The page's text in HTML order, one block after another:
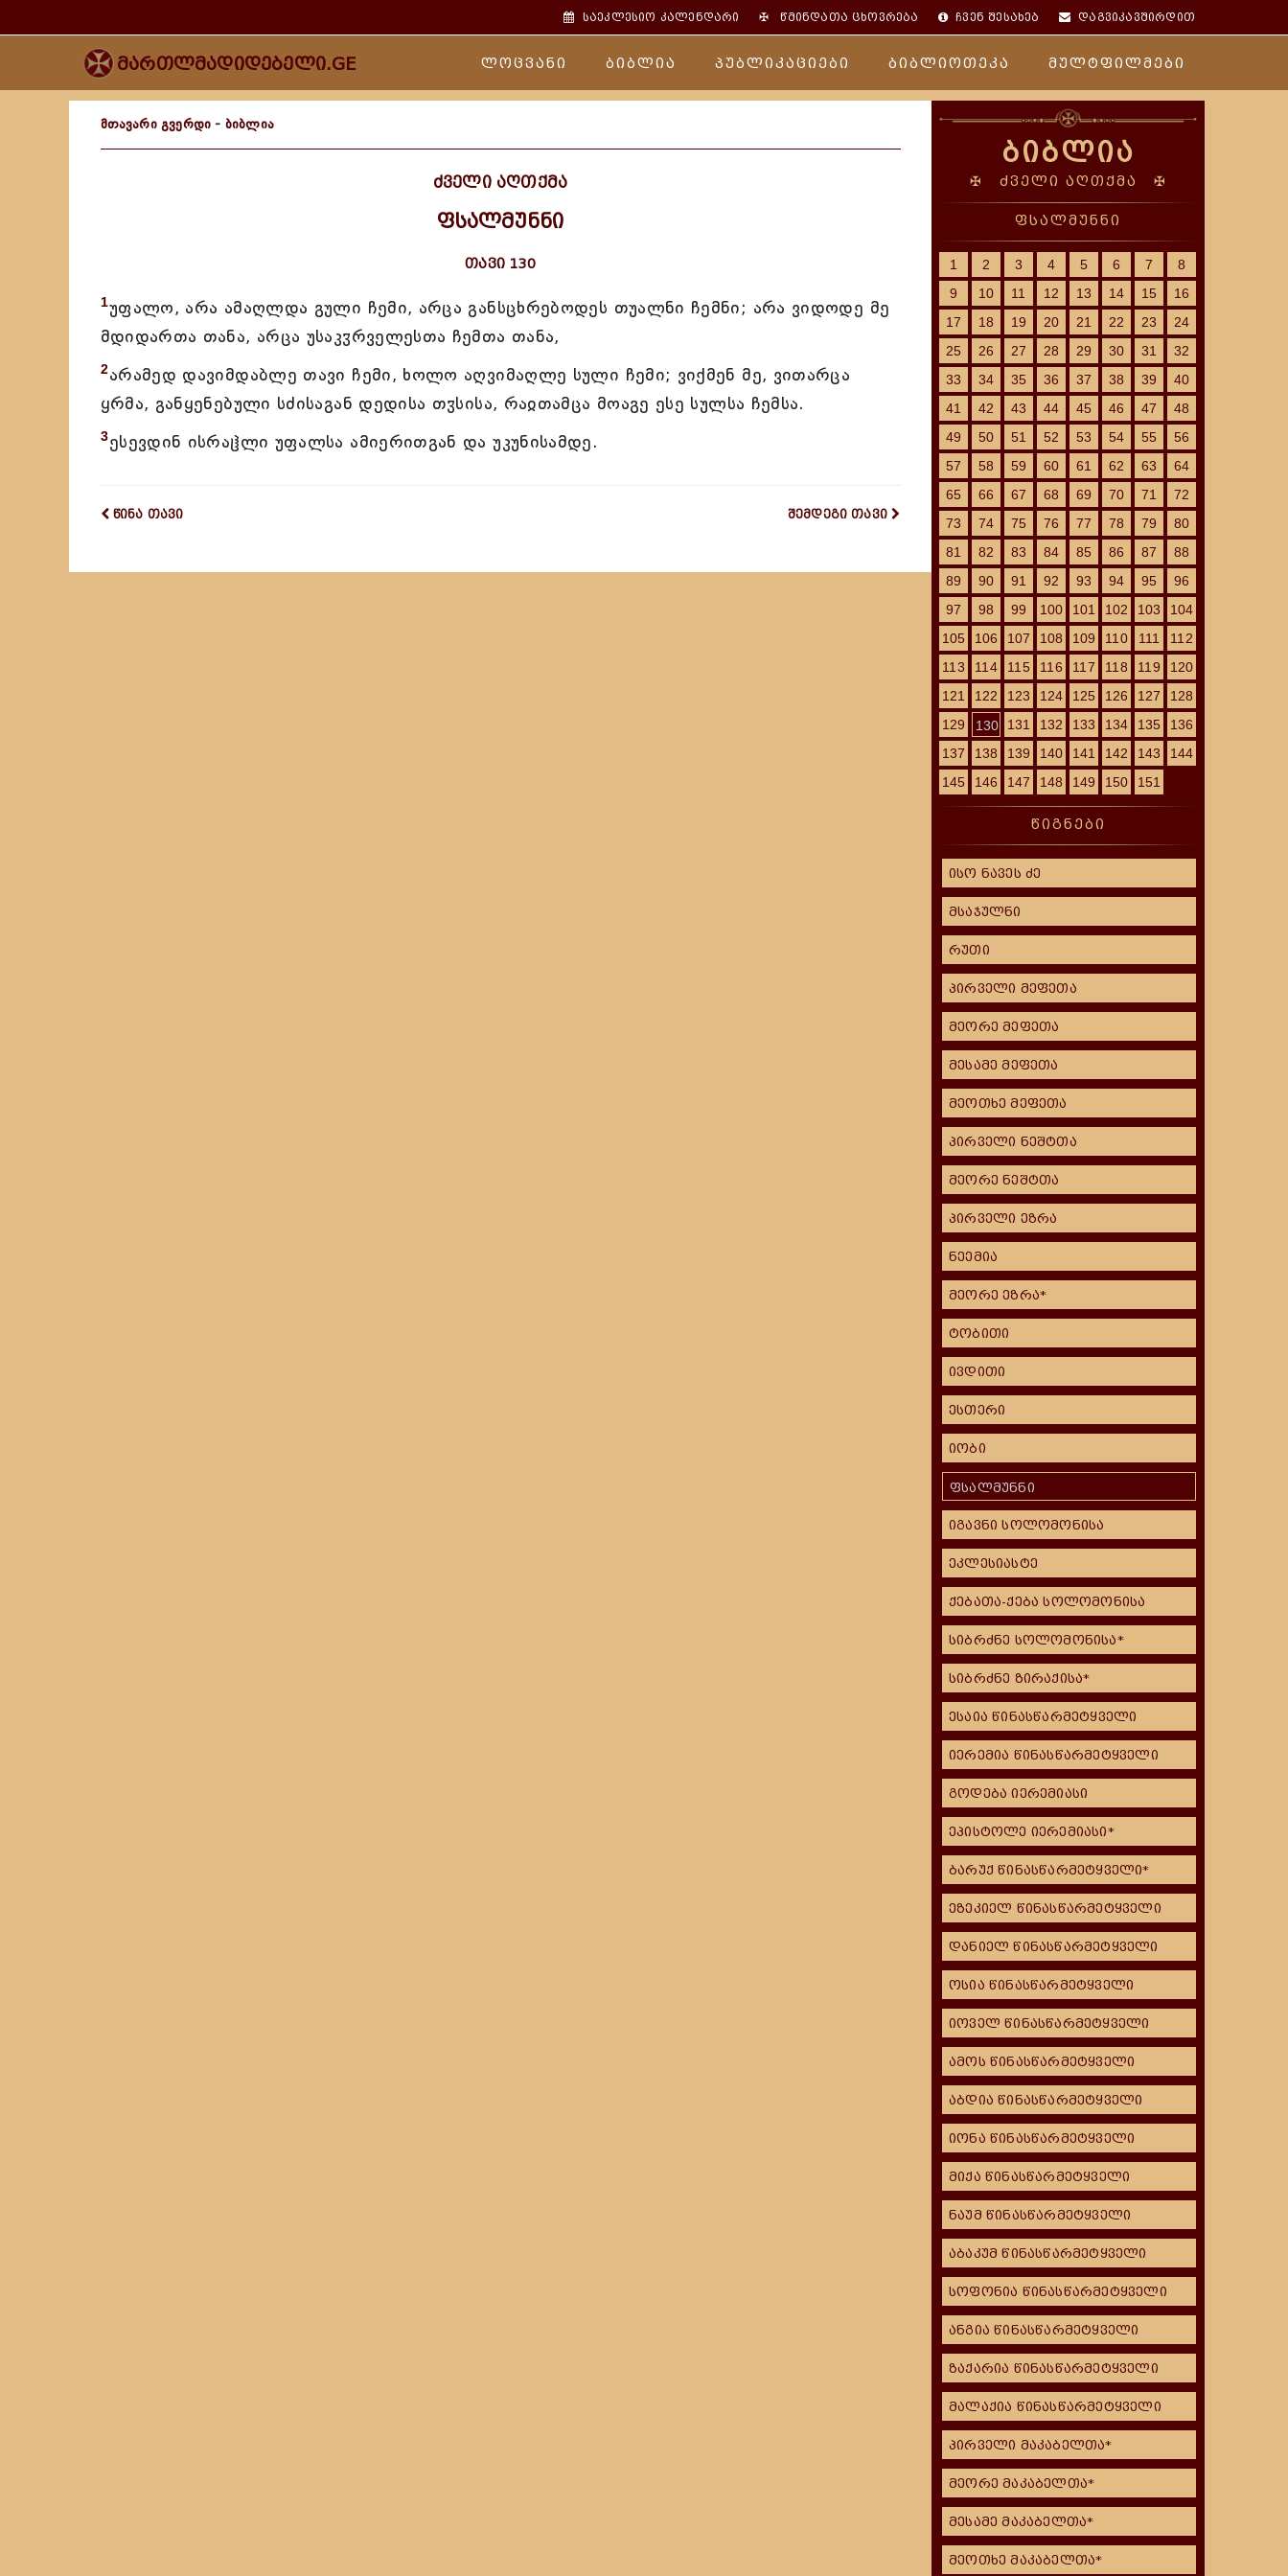
საეკლესიო კალენდარი ✠წმინდათა ცხოვრება ჩვენ შესახებ დაგვიკავშირდით
მართლმადიდებელი.GE ლოცვანი ბიბლია პუბლიკაციები ბიბლიოთეკა მულტფილმები
მთავარი გვერდი - ბიბლია
ძველი აღთქმა
ფსალმუნნი
თავი 130
1უფალო, არა ამაღლდა გული ჩემი, არცა განსცხრებოდეს თუალნი ჩემნი; არა ვიდოდე მე
მდიდართა თანა, არცა უსაკჳრველესთა ჩემთა თანა,
2არამედ დავიმდაბლე თავი ჩემი, ხოლო აღვიმაღლე სული ჩემი; ვიქმენ მე, ვითარცა
ყრმა, განყენებული სძისაგან დედისა თჳსისა, რაჲთამცა მოაგე ესე სულსა ჩემსა.
3ესევდინ ისრაჱლი უფალსა ამიერითგან და უკუნისამდე.
წინა თავი შემდეგი თავი
ბიბლია
✠ ძველი აღთქმა ✠
ფსალმუნნი
1 2 3 4 5 6 7
8
9
10 11 12 13 14 15
16
17
18 19 20 21 22 23
24
25
26 27 28 29 30 31
32
33
34 35 36 37 38 39
40
41
42 43 44 45 46 47
48
49
50 51 52 53 54 55
56
57
58 59 60 61 62 63
64
65
66 67 68 69 70 71
72
73
74 75 76 77 78 79
80
81
82 83 84 85 86 87
88
89
90 91 92 93 94 95
96
97
98 99 100 101 102 103
104
105
106 107 108 109 110 111
112
113
114 115 116 117 118 119
120
121
122 123 124 125 126 127
128
129
130 131 132 133 134 135
136
137
138 139 140 141 142 143
144
145
146 147 148 149 150 151
წიგნები
ისო ნავეს ძე
მსაჯულნი
რუთი
პირველი მეფეთა
მეორე მეფეთა
მესამე მეფეთა
მეოთხე მეფეთა
პირველი ნეშტთა
მეორე ნეშტთა
პირველი ეზრა
ნეემია
მეორე ეზრა*
ტობითი
ივდითი
ესთერი
იობი
ფსალმუნნი
იგავნი სოლომონისა
ეკლესიასტე
ქებათა-ქება სოლომონისა
სიბრძნე სოლომონისა*
სიბრძნე ზირაქისა*
ესაია წინასწარმეტყველი
იერემია წინასწარმეტყველი
გოდება იერემიასი
ეპისტოლე იერემიასი*
ბარუქ წინასწარმეტყველი*
ეზეკიელ წინასწარმეტყველი
დანიელ წინასწარმეტყველი
ოსია წინასწარმეტყველი
იოველ წინასწარმეტყველი
ამოს წინასწარმეტყველი
აბდია წინასწარმეტყველი
იონა წინასწარმეტყველი
მიქა წინასწარმეტყველი
ნაუმ წინასწარმეტყველი
აბაკუმ წინასწარმეტყველი
სოფონია წინასწარმეტყველი
ანგია წინასწარმეტყველი
ზაქარია წინასწარმეტყველი
მალაქია წინასწარმეტყველი
პირველი მაკაბელთა*
მეორე მაკაბელთა*
მესამე მაკაბელთა*
მეოთხე მაკაბელთა*